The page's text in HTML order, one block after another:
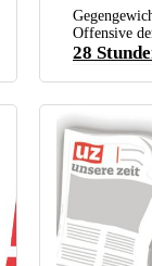
Offensive
28